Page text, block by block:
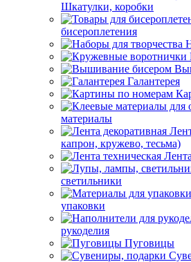
Шкатулки, коробки
бисероплетения
Галантерея
материалы
капрон, кружево, тесьма)
светильники
упаковки
рукоделия
Пуговицы